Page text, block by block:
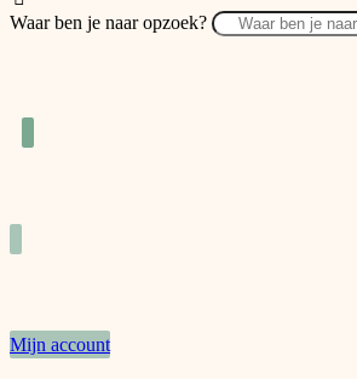
Waar ben je naar opzoek?
Mijn account